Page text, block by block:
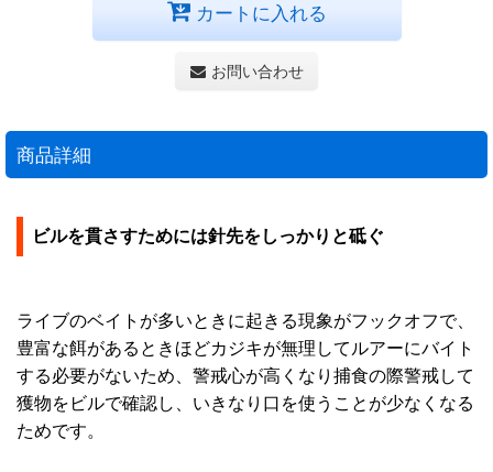
カートに入れる
お問い合わせ
商品詳細
ビルを貫さすためには針先をしっかりと砥ぐ
ライブのベイトが多いときに起きる現象がフックオフで、
豊富な餌があるときほどカジキが無理してルアーにバイト
する必要がないため、警戒心が高くなり捕食の際警戒して
獲物をビルで確認し、いきなり口を使うことが少なくなる
ためです。